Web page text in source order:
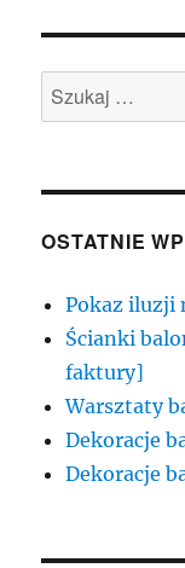
Szukaj:
OSTATNIE
Pokaz iluzji
Ścianki
faktury]
Warsztaty
Dekoracje
Dekoracje